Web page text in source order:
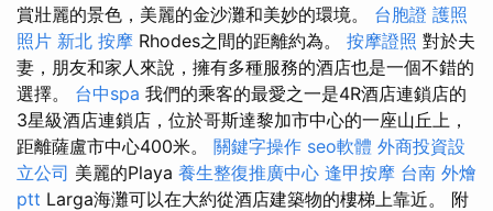
賞壯麗的景色，美麗的金沙灘和美妙的環境。 台胞證 護照
照片 新北 按摩 Rhodes之間的距離約為。 按摩證照 對於夫
妻，朋友和家人來說，擁有多種服務的酒店也是一個不錯的
選擇。 台中spa 我們的乘客的最愛之一是4R酒店連鎖店的
3星級酒店連鎖店，位於哥斯達黎加市中心的一座山丘上，
距離薩盧市中心400米。 關鍵字操作 seo軟體 外商投資設
立公司 美麗的Playa 養生整復推廣中心 逢甲按摩 台南 外燴
ptt Larga海灘可以在大約從酒店建築物的樓梯上靠近。 附